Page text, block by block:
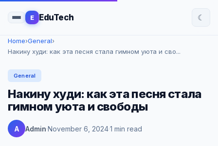
E EduTech ☾
Home›General›
Накину худи: как эта песня стала гимном уюта и сво...
General
Накину худи: как эта песня стала
гимном уюта и свободы
A Admin November 6, 20241 min read